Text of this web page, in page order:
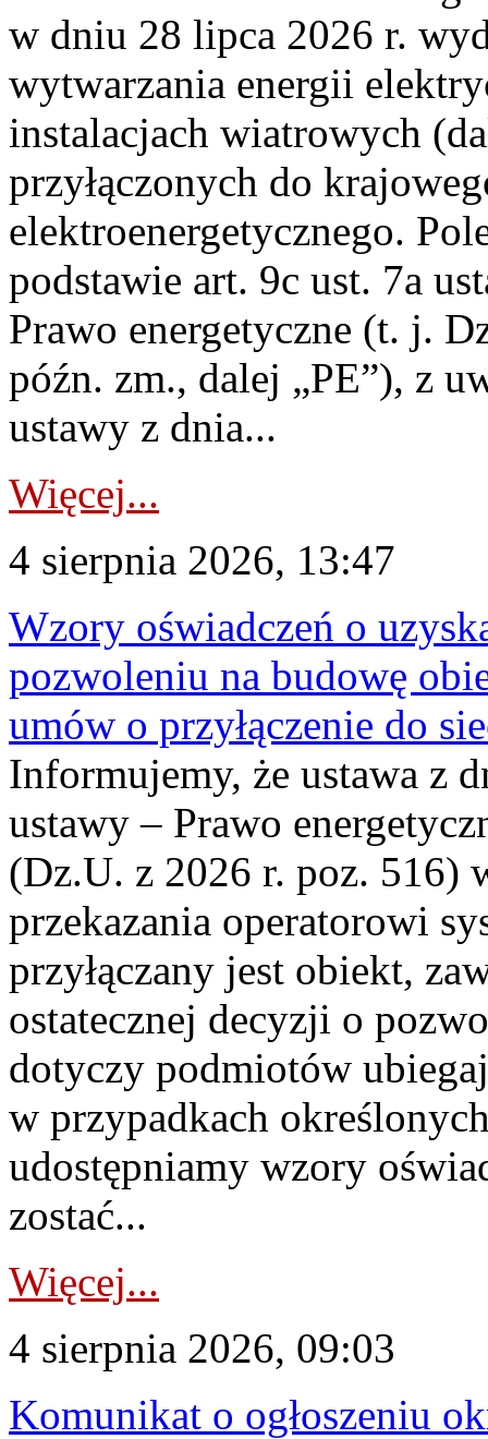
w dniu 28 lipca 2026 r.
wytwarzania energii
instalacjach wiatrowych
przyłączonych do
elektroenergetycznego.
podstawie art. 9c ust. 7a
Prawo energetyczne (t. j.
późn. zm., dalej „PE”), z
ustawy z dnia...
Więcej...
4 sierpnia 2026, 13:47
Wzory oświadczeń o
pozwoleniu na budowę
umów o przyłączenie do
Informujemy, że ustawa z
ustawy – Prawo
(Dz.U. z 2026 r. poz. 516)
przekazania operatorowi
przyłączany jest obiekt,
ostatecznej decyzji o
dotyczy podmiotów
w przypadkach
udostępniamy wzory
zostać...
Więcej...
4 sierpnia 2026, 09:03
Komunikat o ogłoszeniu